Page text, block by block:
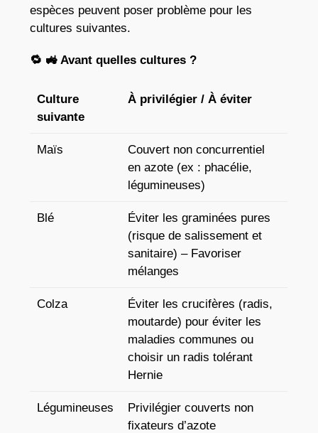
espèces peuvent poser problème pour les
cultures suivantes.
🔁 🚜 Avant quelles cultures ?
Culture
suivante
À privilégier / À éviter
Maïs
Couvert non concurrentiel
en azote (ex : phacélie,
légumineuses)
Blé
Éviter les graminées pures
(risque de salissement et
sanitaire) – Favoriser
mélanges
Colza
Éviter les crucifères (radis,
moutarde) pour éviter les
maladies communes ou
choisir un radis tolérant
Hernie
Légumineuses
Privilégier couverts non
fixateurs d’azote